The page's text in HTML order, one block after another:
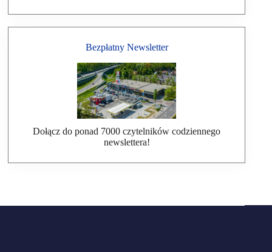
Bezpłatny Newsletter
Dołącz do ponad 7000 czytelników codziennego
newslettera!